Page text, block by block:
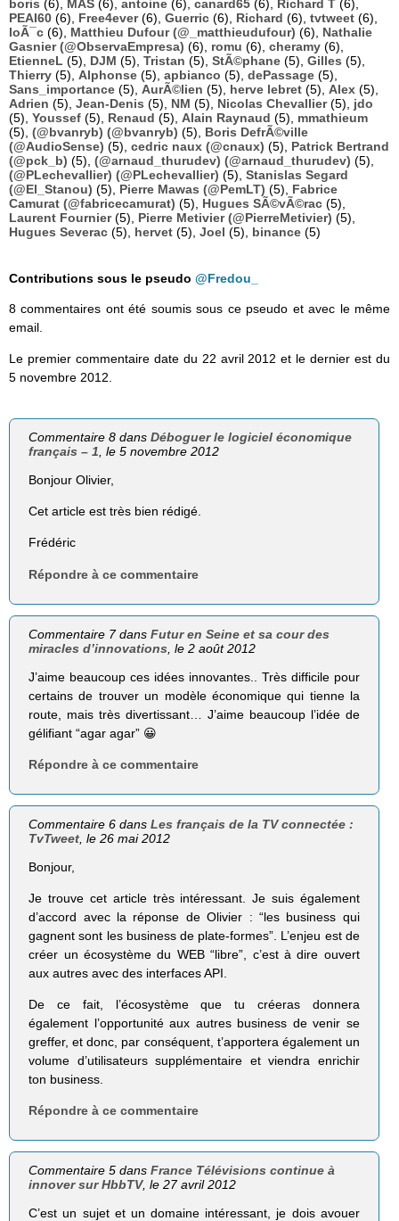
boris (6), MAS (6), antoine (6), canard65 (6), Richard T (6),
PEAI60 (6), Free4ever(6), Guerric (6), Richard (6), tvtweet (6),
loÃ¯c (6), Matthieu Dufour (@_matthieudufour) (6), Nathalie
Gasnier (@ObservaEmpresa) (6), romu (6), cheramy (6),
EtienneL (5), DJM (5), Tristan (5), StÃ©phane (5), Gilles (5),
Thierry (5), Alphonse (5), apbianco (5), dePassage (5),
Sans_importance (5), AurÃ©lien (5), herve lebret (5), Alex (5),
Adrien (5), Jean-Denis (5), NM (5), Nicolas Chevallier(5), jdo
(5), Youssef (5), Renaud (5), Alain Raynaud (5), mmathieum
(5), (@bvanryb) (@bvanryb) (5), Boris DefrÃ©ville
(@AudioSense) (5), cedric naux (@cnaux) (5), Patrick Bertrand
(@pck_b) (5), (@arnaud_thurudev) (@arnaud_thurudev) (5),
(@PLechevallier) (@PLechevallier) (5), Stanislas Segard
(@El_Stanou) (5), Pierre Mawas (@PemLT) (5), Fabrice
Camurat (@fabricecamurat) (5), Hugues SÃ©vÃ©rac (5),
Laurent Fournier(5), Pierre Metivier (@PierreMetivier) (5),
Hugues Severac (5), hervet (5), Joel (5), binance (5)
Contributions sous le pseudo @Fredou_
8 commentaires ont été soumis sous ce pseudo et avec le même
email.
Le premier commentaire date du 22 avril 2012 et le dernier est du
5 novembre 2012.
Commentaire 8 dansDéboguer le logiciel économique
français – 1, le 5 novembre 2012
Bonjour Olivier,
Cet article est très bien rédigé.
Frédéric
Répondre à ce commentaire
Commentaire 7 dansFutur en Seine et sa cour des
miracles d’innovations , le 2 août 2012
J’aime beaucoup ces idées innovantes.. Très difficile pour
certains de trouver un modèle économique qui tienne la
route, mais très divertissant… J’aime beaucoup l’idée de
gélifiant “agar agar” 😀
Répondre à ce commentaire
Commentaire 6 dansLes français de la TV connectée :
TvTweet , le 26 mai 2012
Bonjour,
Je trouve cet article très intéressant. Je suis également
d’accord avec la réponse de Olivier : “les business qui
gagnent sont les business de plate-formes”. L’enjeu est de
créer un écosystème du WEB “libre”, c’est à dire ouvert
aux autres avec des interfaces API.
De ce fait, l’écosystème que tu créeras donnera
également l’opportunité aux autres business de venir se
greffer, et donc, par conséquent, t’apportera également un
volume d’utilisateurs supplémentaire et viendra enrichir
ton business.
Répondre à ce commentaire
Commentaire 5 dansFrance Télévisions continue à
innover sur HbbTV, le 27 avril 2012
C’est un sujet et un domaine intéressant, je dois avouer